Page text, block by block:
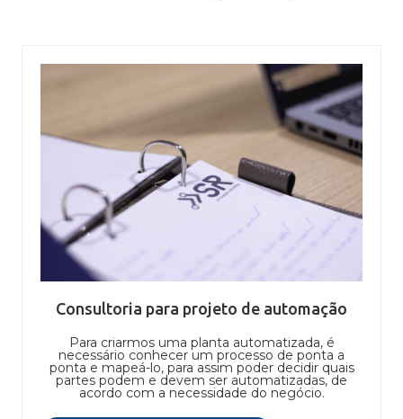
Consultoria para projeto de automação
Para criarmos uma planta automatizada, é
necessário conhecer um processo de ponta a
ponta e mapeá-lo, para assim poder decidir quais
partes podem e devem ser automatizadas, de
acordo com a necessidade do negócio.